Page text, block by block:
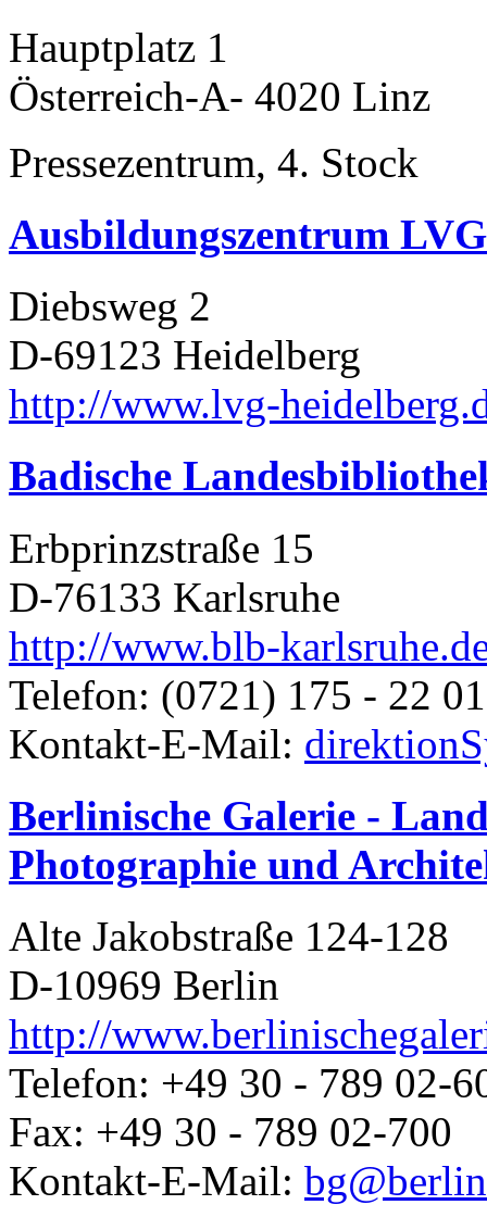
Hauptplatz 1
Österreich-A- 4020 Linz
Pressezentrum, 4. Stock
Ausbildungszentrum
Diebsweg 2
D-69123 Heidelberg
http://www.lvg-
Badische
Erbprinzstraße 15
D-76133 Karlsruhe
http://www.blb-
Telefon: (0721) 175 - 22 01
Kontakt-E-Mail:
Berlinische Galerie -
Photographie und
Alte Jakobstraße 124-128
D-10969 Berlin
http://
Telefon: +49 30 - 789 02-
Fax: +49 30 - 789 02-700
Kontakt-E-Mail: